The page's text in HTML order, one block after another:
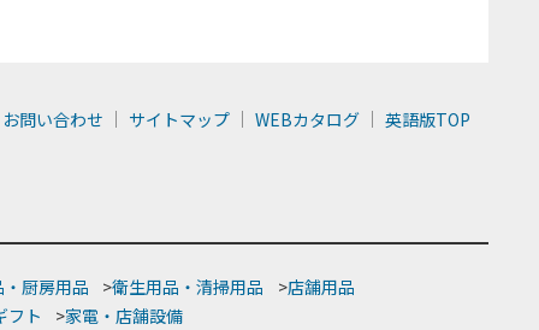
お問い合わせ サイトマップ WEBカタログ 英語版TOP
厨房用品 >衛生用品・清掃用品 >店舗用品
フト
>家電・店舗設備